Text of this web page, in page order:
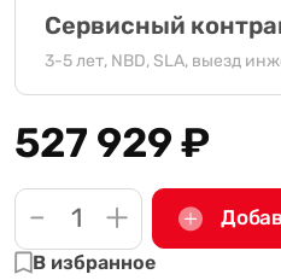
Сервисный
3-5 лет, NBD, SLA, выезд
527 929₽
- +
В избранное